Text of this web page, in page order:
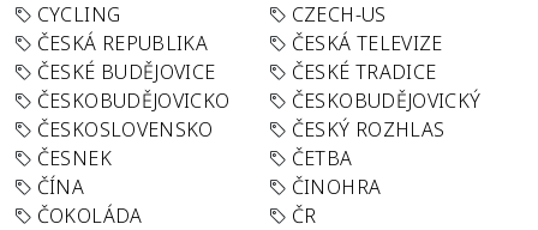
CYCLING
CZECH-US
ČESKÁ REPUBLIKA
ČESKÁ TELEVIZE
ČESKÉ BUDĚJOVICE
ČESKÉ TRADICE
ČESKOBUDĚJOVICKO
ČESKOBUDĚJOVICKÝ
ČESKOSLOVENSKO
ČESKÝ ROZHLAS
ČESNEK
ČETBA
ČÍNA
ČINOHRA
ČOKOLÁDA
ČR